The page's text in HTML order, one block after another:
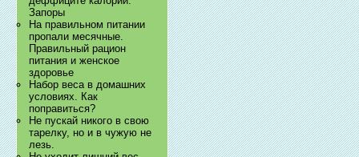
Запоры
На правильном питании
пропали месячные.
Правильный рацион
питания и женское
здоровье
Набор веса в домашних
условиях. Как
поправиться?
Не пускай никого в свою
тарелку, но и в чужую не
лезь.